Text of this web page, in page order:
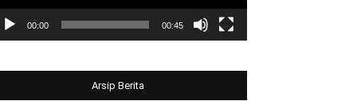
00:00 00:45
Arsip Berita